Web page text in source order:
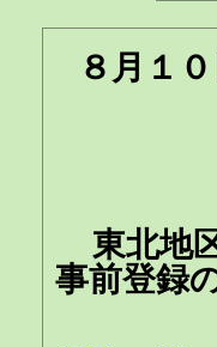
８月１
東北地
事前登録